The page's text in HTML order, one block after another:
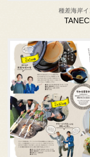
種差海岸